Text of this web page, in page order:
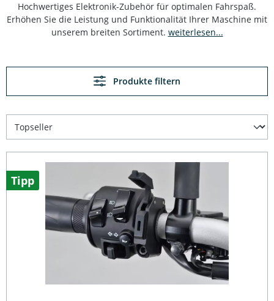
Hochwertiges Elektronik-Zubehör für optimalen Fahrspaß.
Erhöhen Sie die Leistung und Funktionalität Ihrer Maschine mit
unserem breiten Sortiment. weiterlesen...
Produkte filtern
Tipp